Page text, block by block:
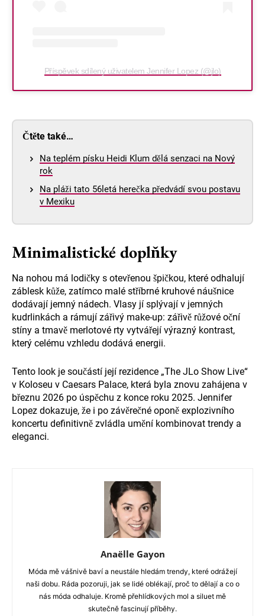
Příspěvek sdílený uživatelem Jennifer Lopez (@jlo)
Čtěte také…
Na teplém písku Heidi Klum dělá senzaci na Nový
rok
Na pláži tato 56letá herečka předvádí svou postavu
v Mexiku
Minimalistické doplňky
Na nohou má lodičky s otevřenou špičkou, které odhalují
záblesk kůže, zatímco malé stříbrné kruhové náušnice
dodávají jemný nádech. Vlasy jí splývají v jemných
kudrlinkách a rámují zářivý make-up: zářivě růžové oční
stíny a tmavě merlotové rty vytvářejí výrazný kontrast,
který celému vzhledu dodává energii.
Tento look je součástí její rezidence „The JLo Show Live“
v Koloseu v Caesars Palace, která byla znovu zahájena v
březnu 2026 po úspěchu z konce roku 2025. Jennifer
Lopez dokazuje, že i po závěrečné oponě explozivního
koncertu definitivně zvládla umění kombinovat trendy a
eleganci.
Anaëlle Gayon
Móda mě vášnivě baví a neustále hledám trendy, které odrážejí
naši dobu. Ráda pozoruji, jak se lidé oblékají, proč to dělají a co o
nás móda odhaluje. Kromě přehlídkových mol a siluet mě
skutečně fascinují příběhy.